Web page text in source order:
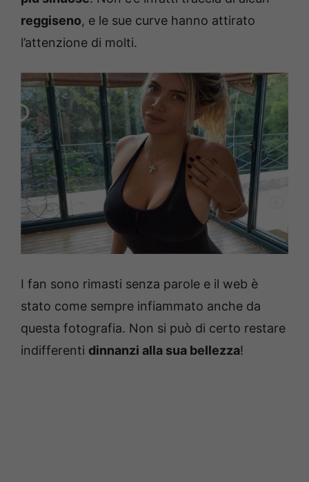
reggiseno, e le sue curve hanno attirato
l’attenzione di molti.
I fan sono rimasti senza parole e il web è
stato come sempre infiammato anche da
questa fotografia. Non si può di certo restare
indifferenti dinnanzi alla sua bellezza!